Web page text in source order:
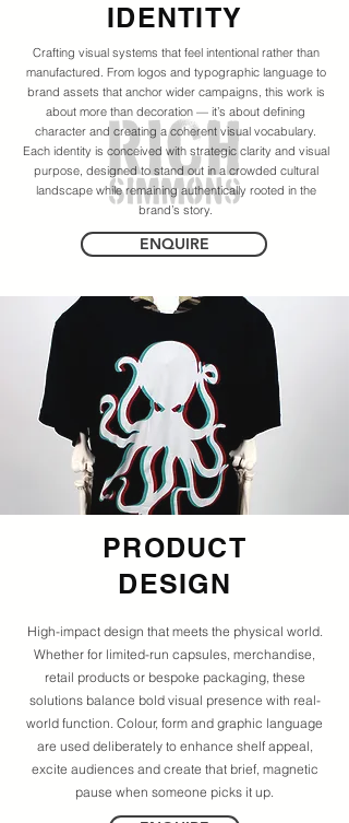
IDENTITY
Crafting visual systems that feel intentional rather than
manufactured. From logos and typographic language to
brand assets that anchor wider campaigns, this work is
about more than decoration — it’s about defining
character and creating a coherent visual vocabulary.
Each identity is conceived with strategic clarity and visual
purpose, designed to stand out in a crowded cultural
landscape while remaining authentically rooted in the
brand’s story.
ENQUIRE
PRODUCT
DESIGN
High-impact design that meets the physical world.
Whether for limited-run capsules, merchandise,
retail products or bespoke packaging, these
solutions balance bold visual presence with real-
world function. Colour, form and graphic language
are used deliberately to enhance shelf appeal,
excite audiences and create that brief, magnetic
pause when someone picks it up.